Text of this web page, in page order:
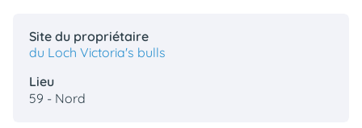
Site du propriétaire
du Loch Victoria's bulls
Lieu
59 - Nord